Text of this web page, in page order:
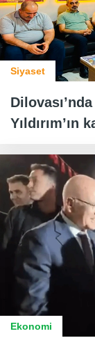
Siyaset
Yıldırım’ın
Ekonomi